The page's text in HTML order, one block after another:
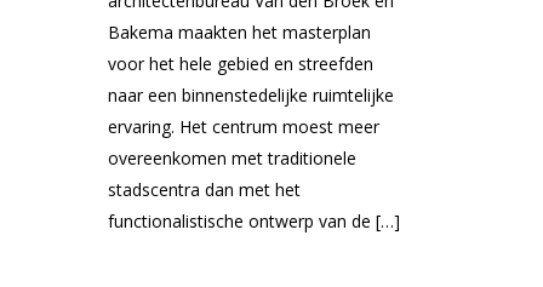
Bakema maakten het masterplan
voor het hele gebied en streefden
naar een binnenstedelijke ruimtelijke
ervaring. Het centrum moest meer
overeenkomen met traditionele
stadscentra dan met het
functionalistische ontwerp van de […]